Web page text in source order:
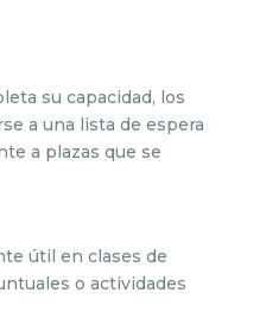
su capacidad, los
a una lista de espera
a plazas que se
útil en clases de
o actividades